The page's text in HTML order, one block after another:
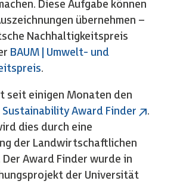
Diese Aufgabe können
übernehmen –
Nachhaltigkeitspreis
BAUM | Umwelt- und
.
seit einigen Monaten den
Sustainability Award Finder
.
dies durch eine
der Landwirtschaftlichen
Der Award Finder wurde in
der Universität